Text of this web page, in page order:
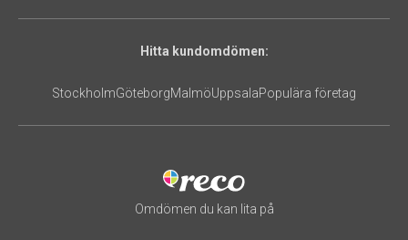
Hitta kundomdömen:
StockholmGöteborgMalmöUppsalaPopulära företag
Omdömen du kan lita på